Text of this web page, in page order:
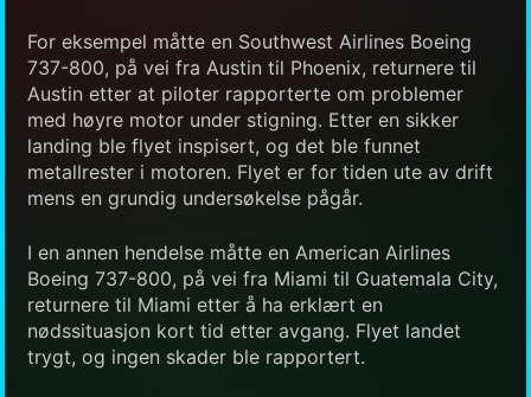
For eksempel måtte en Southwest Airlines Boeing
737-800, på vei fra Austin til Phoenix, returnere til
Austin etter at piloter rapporterte om problemer
med høyre motor under stigning. Etter en sikker
landing ble flyet inspisert, og det ble funnet
metallrester i motoren. Flyet er for tiden ute av drift
mens en grundig undersøkelse pågår.
I en annen hendelse måtte en American Airlines
Boeing 737-800, på vei fra Miami til Guatemala City,
returnere til Miami etter å ha erklært en
nødssituasjon kort tid etter avgang. Flyet landet
trygt, og ingen skader ble rapportert.